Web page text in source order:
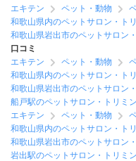
エキテン ペット・動物
和歌山県内のペットサロン・ト
和歌山県岩出市のペットサロン
口コミ
エキテン
ペット・動物
和歌山県内のペットサロン・ト
和歌山県岩出市のペットサロン
船戸駅のペットサロン・トリミ
エキテン
ペット・動物
和歌山県内のペットサロン・ト
和歌山県岩出市のペットサロン
岩出駅のペットサロン・トリミ